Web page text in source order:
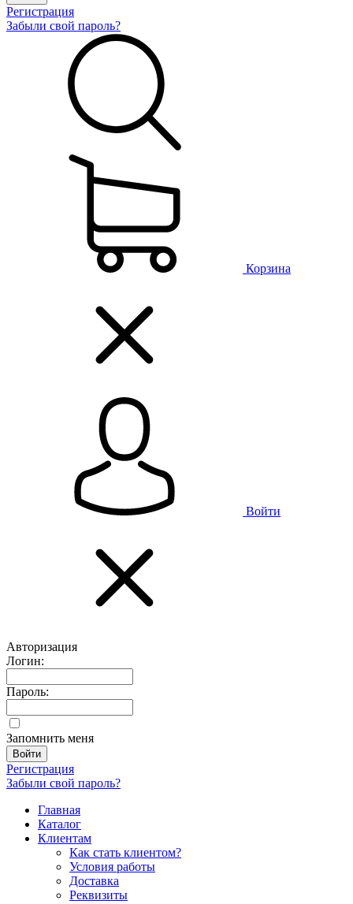
Регистрация
Забыли свой пароль?
Корзина
Войти
Авторизация
Логин:
Пароль:
Запомнить меня
Регистрация
Забыли свой пароль?
Главная
Каталог
Клиентам
Как стать клиентом?
Условия работы
Доставка
Реквизиты